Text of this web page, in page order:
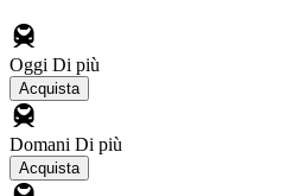
Oggi Di più
Acquista
Domani Di più
Acquista